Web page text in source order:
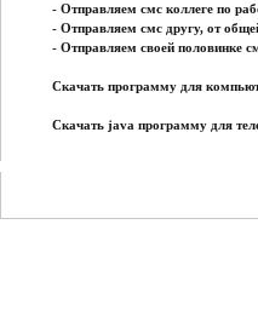
- Отправляем смс коллеге по
- Отправляем смс другу, от
- Отправляем своей половинке
Скачать программу для
Скачать java программу для